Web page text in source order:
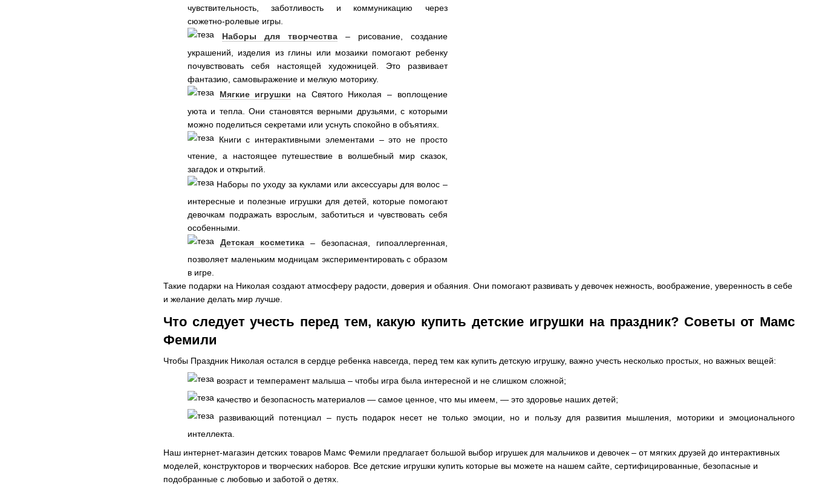
чувствительность, заботливость и коммуникацию через
сюжетно-ролевые игры.
Наборы для творчества– рисование, создание
украшений, изделия из глины или мозаики помогают ребенку
почувствовать себя настоящей художницей. Это развивает
фантазию, самовыражение и мелкую моторику.
Мягкие игрушки на Святого Николая – воплощение
уюта и тепла. Они становятся верными друзьями, с которыми
можно поделиться секретами или уснуть спокойно в объятиях.
Книги с интерактивными элементами – это не просто
чтение, а настоящее путешествие в волшебный мир сказок,
загадок и открытий.
Наборы по уходу за куклами или аксессуары для волос –
интересные и полезные игрушки для детей, которые помогают
девочкам подражать взрослым, заботиться и чувствовать себя
особенными.
Детская косметика– безопасная, гипоаллергенная,
позволяет маленьким модницам экспериментировать с образом
в игре.
Такие подарки на Николая создают атмосферу радости, доверия и обаяния. Они помогают развивать у девочек нежность, воображение, уверенность в себе
и желание делать мир лучше.
Что следует учесть перед тем, какую купить детские игрушки на праздник? Советы от Мамс
Фемили
Чтобы Праздник Николая остался в сердце ребенка навсегда, перед тем как купить детскую игрушку, важно учесть несколько простых, но важных вещей:
возраст и темперамент малыша – чтобы игра была интересной и не слишком сложной;
качество и безопасность материалов — самое ценное, что мы имеем, — это здоровье наших детей;
развивающий потенциал – пусть подарок несет не только эмоции, но и пользу для развития мышления, моторики и эмоционального
интеллекта.
Наш интернет-магазин детских товаров Мамс Фемили предлагает большой выбор игрушек для мальчиков и девочек – от мягких друзей до интерактивных
моделей, конструкторов и творческих наборов. Все детские игрушки купить которые вы можете на нашем сайте, сертифицированные, безопасные и
подобранные с любовью и заботой о детях.